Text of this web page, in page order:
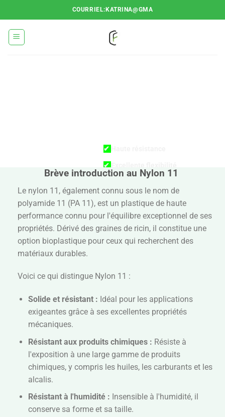
au
contenu
COURRIEL:KATRINA@GMA
✔
✔
✔Faible absorption d'humidité
Brève introduction au Nylon 11
Le nylon 11, également connu sous le nom de
polyamide 11 (PA 11), est un plastique de haute
performance connu pour l'équilibre exceptionnel de ses
propriétés. Dérivé des graines de ricin, il constitue une
option bioplastique pour ceux qui recherchent des
matériaux durables.
Voici ce qui distingue Nylon 11 :
Solide et résistant : Idéal pour les applications
exigeantes grâce à ses excellentes propriétés
mécaniques.
Résistant aux produits chimiques : Résiste à
l'exposition à une large gamme de produits
chimiques, y compris les huiles, les carburants et les
alcalis.
Résistant à l'humidité : Insensible à l'humidité, il
conserve sa forme et sa taille.